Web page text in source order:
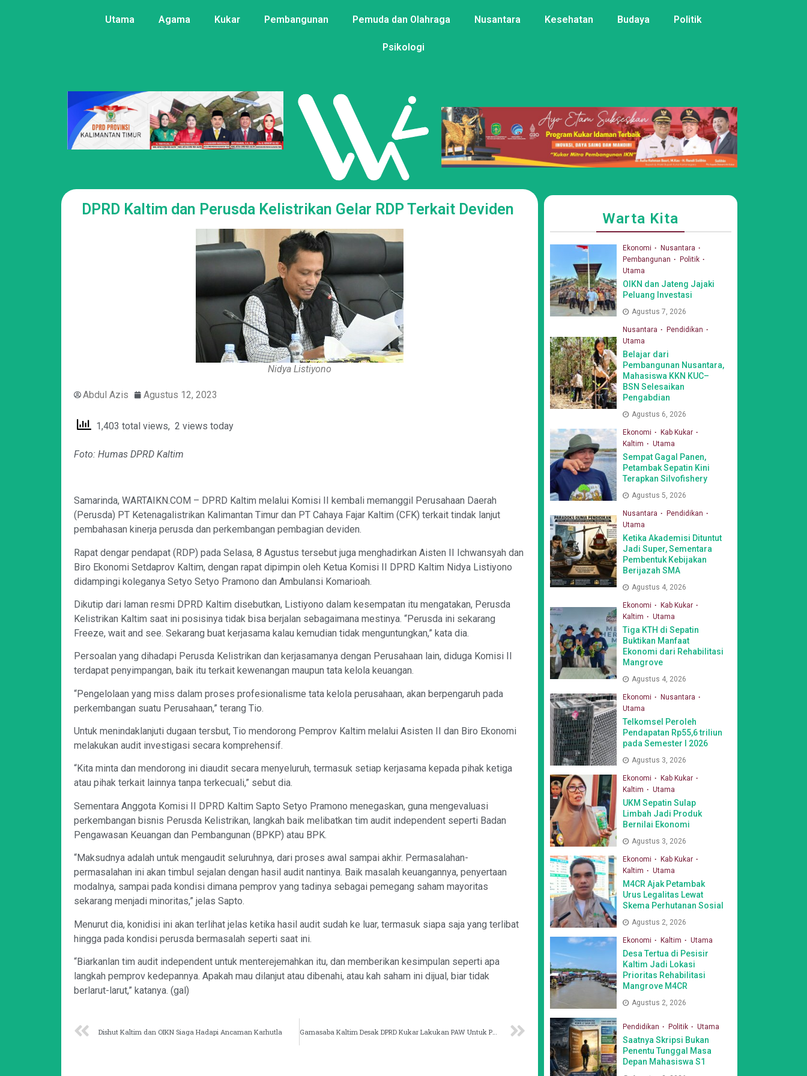
Utama Agama Kukar Pembangunan Pemuda dan Olahraga Nusantara Kesehatan Budaya Politik
Psikologi
DPRD Kaltim dan Perusda Kelistrikan Gelar RDP Terkait Deviden
Nidya Listiyono
Abdul Azis Agustus 12, 2023
1,403 total views, 2 views today
Foto: Humas DPRD Kaltim
Samarinda, WARTAIKN.COM – DPRD Kaltim melalui Komisi II kembali memanggil Perusahaan Daerah
(Perusda) PT Ketenagalistrikan Kalimantan Timur dan PT Cahaya Fajar Kaltim (CFK) terkait tindak lanjut
pembahasan kinerja perusda dan perkembangan pembagian deviden.
Rapat dengar pendapat (RDP) pada Selasa, 8 Agustus tersebut juga menghadirkan Aisten II Ichwansyah dan
Biro Ekonomi Setdaprov Kaltim, dengan rapat dipimpin oleh Ketua Komisi II DPRD Kaltim Nidya Listiyono
didampingi koleganya Setyo Setyo Pramono dan Ambulansi Komarioah.
Dikutip dari laman resmi DPRD Kaltim disebutkan, Listiyono dalam kesempatan itu mengatakan, Perusda
Kelistrikan Kaltim saat ini posisinya tidak bisa berjalan sebagaimana mestinya. “Perusda ini sekarang
Freeze, wait and see. Sekarang buat kerjasama kalau kemudian tidak menguntungkan,” kata dia.
Persoalan yang dihadapi Perusda Kelistrikan dan kerjasamanya dengan Perusahaan lain, diduga Komisi II
terdapat penyimpangan, baik itu terkait kewenangan maupun tata kelola keuangan.
“Pengelolaan yang miss dalam proses profesionalisme tata kelola perusahaan, akan berpengaruh pada
perkembangan suatu Perusahaan,” terang Tio.
Untuk menindaklanjuti dugaan tersbut, Tio mendorong Pemprov Kaltim melalui Asisten II dan Biro Ekonomi
melakukan audit investigasi secara komprehensif.
“Kita minta dan mendorong ini diaudit secara menyeluruh, termasuk setiap kerjasama kepada pihak ketiga
atau pihak terkait lainnya tanpa terkecuali,” sebut dia.
Sementara Anggota Komisi II DPRD Kaltim Sapto Setyo Pramono menegaskan, guna mengevaluasi
perkembangan bisnis Perusda Kelistrikan, langkah baik melibatkan tim audit independent seperti Badan
Pengawasan Keuangan dan Pembangunan (BPKP) atau BPK.
“Maksudnya adalah untuk mengaudit seluruhnya, dari proses awal sampai akhir. Permasalahan-
permasalahan ini akan timbul sejalan dengan hasil audit nantinya. Baik masalah keuangannya, penyertaan
modalnya, sampai pada kondisi dimana pemprov yang tadinya sebagai pemegang saham mayoritas
sekarang menjadi minoritas,” jelas Sapto.
Menurut dia, konidisi ini akan terlihat jelas ketika hasil audit sudah ke luar, termasuk siapa saja yang terlibat
hingga pada kondisi perusda bermasalah seperti saat ini.
“Biarkanlan tim audit independent untuk menterejemahkan itu, dan memberikan kesimpulan seperti apa
langkah pemprov kedepannya. Apakah mau dilanjut atau dibenahi, atau kah saham ini dijual, biar tidak
berlarut-larut,” katanya. (gal)
Dishut Kaltim dan OIKN Siaga Hadapi Ancaman Karhutla
Warta Kita
Ekonomi
Nusantara
Pembangunan
Politik
Utama
OIKN dan Jateng Jajaki
Peluang Investasi
Agustus 7, 2026
Nusantara
Pendidikan
Utama
Belajar dari
Pembangunan Nusantara,
Mahasiswa KKN KUC–
BSN Selesaikan
Pengabdian
Agustus 6, 2026
Ekonomi
Kab Kukar
Kaltim
Utama
Sempat Gagal Panen,
Petambak Sepatin Kini
Terapkan Silvofishery
Agustus 5, 2026
Nusantara
Pendidikan
Utama
Ketika Akademisi Dituntut
Jadi Super, Sementara
Pembentuk Kebijakan
Berijazah SMA
Agustus 4, 2026
Ekonomi
Kab Kukar
Kaltim
Utama
Tiga KTH di Sepatin
Buktikan Manfaat
Ekonomi dari Rehabilitasi
Mangrove
Agustus 4, 2026
Ekonomi
Nusantara
Utama
Telkomsel Peroleh
Pendapatan Rp55,6 triliun
pada Semester I 2026
Agustus 3, 2026
Ekonomi
Kab Kukar
Kaltim
Utama
UKM Sepatin Sulap
Limbah Jadi Produk
Bernilai Ekonomi
Agustus 3, 2026
Ekonomi
Kab Kukar
Kaltim
Utama
M4CR Ajak Petambak
Urus Legalitas Lewat
Skema Perhutanan Sosial
Agustus 2, 2026
Ekonomi Kaltim Utama
Desa Tertua di Pesisir
Kaltim Jadi Lokasi
Prioritas Rehabilitasi
Mangrove M4CR
Agustus 2, 2026
Pendidikan Politik Utama
Saatnya Skripsi Bukan
Penentu Tunggal Masa
Depan Mahasiswa S1